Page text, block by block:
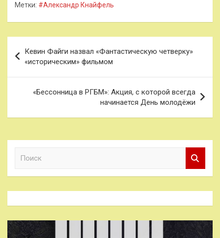
Метки: #Александр Кнайфель
по
записям
Кевин Файги назвал «Фантастическую четверку»
«историческим» фильмом
«Бессонница в РГБМ»: Акция, с которой всегда
начинается День молодёжи
к